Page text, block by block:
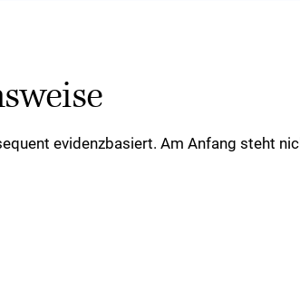
evidenzbasiert. Am Anfang steht